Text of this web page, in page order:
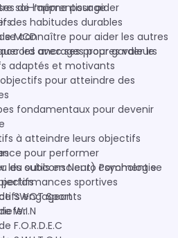
de l’apprentissage
des habitudes durables
MCD
les ancrages pour garder le
soi-même pour aider
se connaître pour aider les autres
avec ses propres valeurs
adaptés et motivants
pour atteindre des
fondamentaux pour devenir
à atteindre leurs objectifs
pour performer
du subconscient) comment se
engageants
les outils en Neuro Psychologie
sportives
SWOT Sport
W.I.N
F.O.R.D.E.C